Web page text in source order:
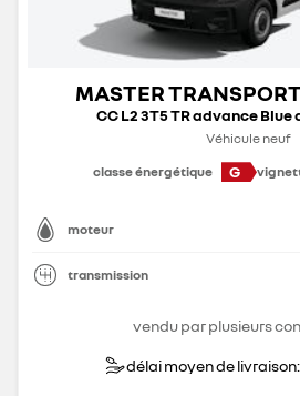
MASTER
CC L2 3T5 TR advance Blue
Véhicule neuf
classe énergétique
G
moteur
transmission
vendu par plusieurs
délai moyen de